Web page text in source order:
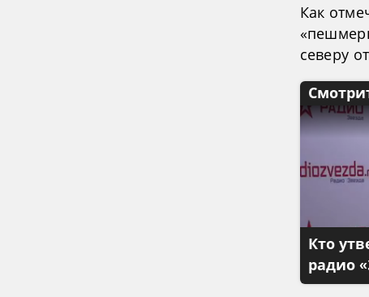
Как
северу
Кто
радио